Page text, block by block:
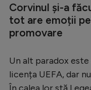
Natație
Auto
Corvinul și-a
tot are emoții
promovare
Un alt paradox
licența UEFA, dar